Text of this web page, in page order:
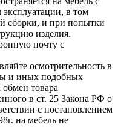
в том
сборки, и при попытки
изделия.
почту с
осмотрительность в
и иных подобных
обмен товара
в ст. 25 Закона РФ о
с постановлением
на мебель не